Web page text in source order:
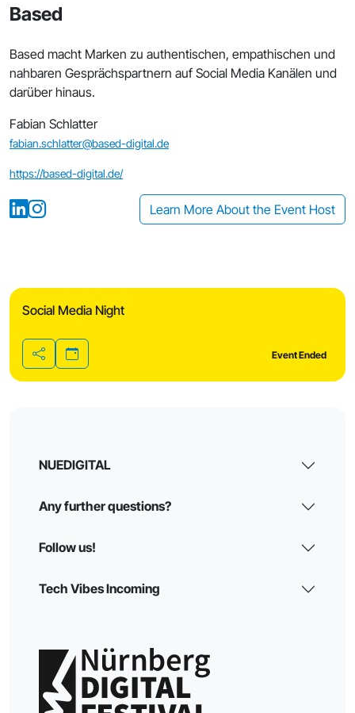
Based
Based macht Marken zu authentischen, empathischen und
nahbaren Gesprächspartnern auf Social Media Kanälen und
darüber hinaus.
Fabian Schlatter
fabian.schlatter@based-digital.de
https://based-digital.de/
Learn More About the Event Host
Social Media Night
Share
Event Ended
NUEDIGITAL
Any further questions?
Follow us!
Tech Vibes Incoming